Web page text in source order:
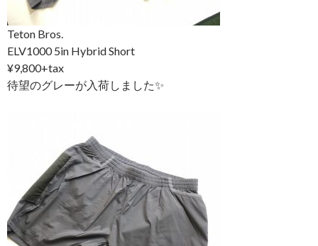
Teton Bros.
ELV1000 5in Hybrid Short
¥9,800+tax
待望のグレーが入荷しました✨